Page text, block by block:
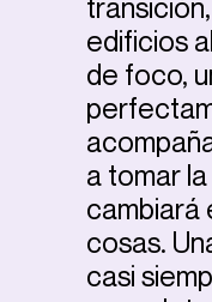
edificios
de foco,
a tomar
cambiará
cosas.
casi